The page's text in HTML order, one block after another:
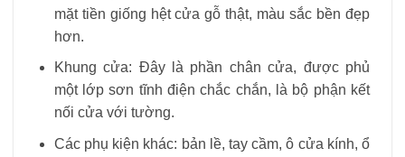
mặt tiền giống hệt cửa gỗ thật, màu sắc bền đẹp
hơn.
Khung cửa: Đây là phần chân cửa, được phủ
một lớp sơn tĩnh điện chắc chắn, là bộ phận kết
nối cửa với tường.
Các phụ kiện khác: bản lề, tay cầm, ô cửa kính, ổ